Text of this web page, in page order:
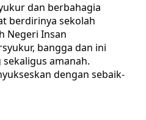
dan berbahagia
berdirinya sekolah
Negeri Insan
bangga dan ini
amanah.
dengan sebaik-